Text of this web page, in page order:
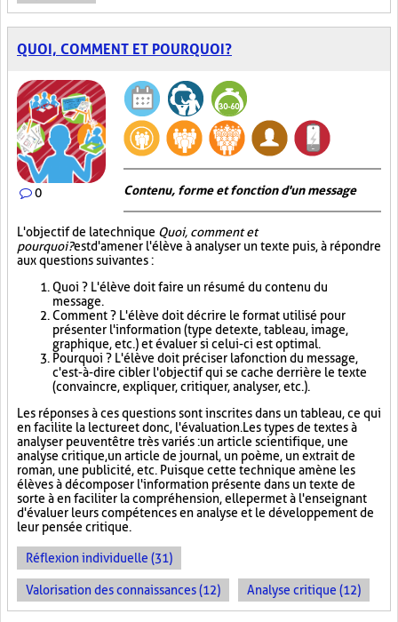
QUOI, COMMENT ET POURQUOI?
0 Contenu, forme et fonction d'un message
L'objectif de la technique Quoi, comment et
pourquoi?est d'amener l'élève à analyser un texte puis, à répondre
aux questions suivantes :
Quoi ? L'élève doit faire un résumé du contenu du
message.
Comment ? L'élève doit décrire le format utilisé pour
présenter l'information (type de texte, tableau, image,
graphique, etc.) et évaluer si celui-ci est optimal.
Pourquoi ? L'élève doit préciser la fonction du message,
c'est-à-dire cibler l'objectif qui se cache derrière le texte
(convaincre, expliquer, critiquer, analyser, etc.).
Les réponses à ces questions sont inscrites dans un tableau, ce qui
en facilite la lecture et donc, l'évaluation. Les types de textes à
analyser peuvent être très variés : un article scientifique, une
analyse critique, un article de journal, un poème, un extrait de
roman, une publicité, etc. Puisque cette technique amène les
élèves à décomposer l'information présente dans un texte de
sorte à en faciliter la compréhension, elle permet à l'enseignant
d'évaluer leurs compétences en analyse et le développement de
leur pensée critique.
Réflexion individuelle (31)
Valorisation des connaissances (12) Analyse critique (12)